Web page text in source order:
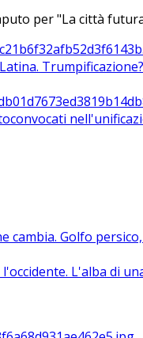
per "La città
Trumpificazione?
cambia. Golfo
L'alba di